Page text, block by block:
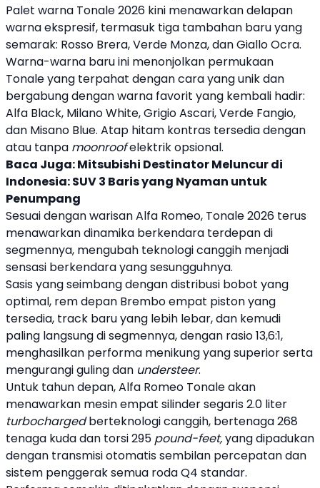
Palet warna Tonale 2026 kini menawarkan delapan
warna ekspresif, termasuk tiga tambahan baru yang
semarak: Rosso Brera, Verde Monza, dan Giallo Ocra.
Warna-warna baru ini menonjolkan permukaan
Tonale yang terpahat dengan cara yang unik dan
bergabung dengan warna favorit yang kembali hadir:
Alfa Black, Milano White, Grigio Ascari, Verde Fangio,
dan Misano Blue. Atap hitam kontras tersedia dengan
atau tanpa moonroofelektrik opsional.
Baca Juga:Mitsubishi Destinator Meluncur di
Indonesia: SUV 3 Baris yang Nyaman untuk
Penumpang
Sesuai dengan warisanAlfa Romeo, Tonale 2026 terus
menawarkan dinamika berkendara terdepan di
segmennya, mengubah teknologi canggih menjadi
sensasi berkendara yang sesungguhnya.
Sasis yang seimbang dengan distribusi bobot yang
optimal, rem depan Bremboempat piston yang
tersedia, track baru yang lebih lebar, dan kemudi
paling langsung di segmennya, dengan rasio 13,6:1,
menghasilkan performa menikung yang superior serta
mengurangi guling dan understeer.
Untuk tahun depan,Alfa Romeo Tonale akan
menawarkan mesin empat silinder segaris 2.0 liter
turbochargedberteknologi canggih, bertenaga 268
tenaga kuda dan torsi 295 pound-feet,yang dipadukan
dengan transmisi otomatis sembilan percepatan dan
sistem penggerak semua roda Q4 standar.